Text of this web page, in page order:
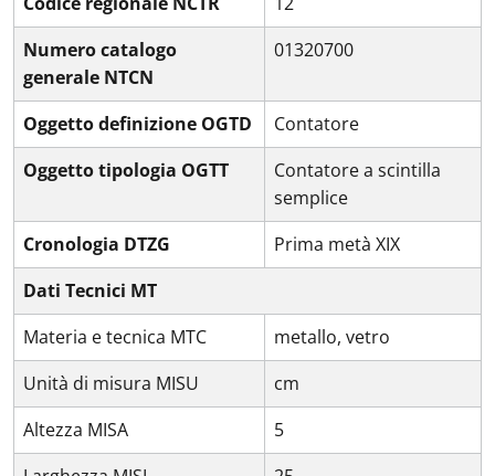
Numero catalogo
generale NTCN
01320700
Oggetto definizione OGTD
Contatore
Oggetto tipologia OGTT
Contatore a scintilla
semplice
Cronologia DTZG
Prima metà XIX
Dati Tecnici MT
Materia e tecnica MTC
metallo, vetro
Unità di misura MISU
cm
Altezza MISA
5